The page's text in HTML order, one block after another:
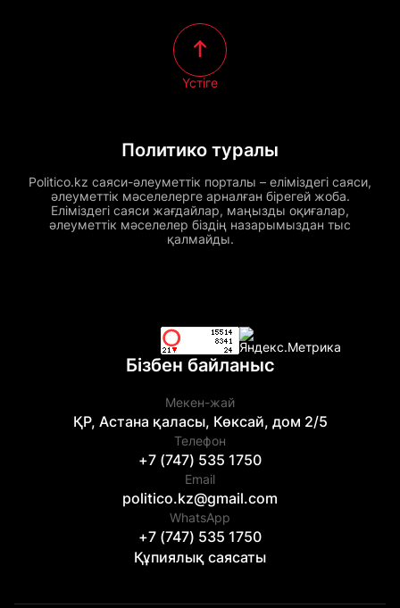
Политико туралы
Politico.kz саяси-әлеуметтік порталы – еліміздегі саяси,
әлеуметтік мәселелерге арналған бірегей жоба.
Еліміздегі саяси жағдайлар, маңызды оқиғалар,
әлеуметтік мәселелер біздің назарымыздан тыс
қалмайды.
Үстіге
Бізбен байланыс
Мекен-жай
ҚР, Астана қаласы, Көксай, дом 2/5
Телефон
+7 (747) 535 1750
Email
politico.kz@gmail.com
WhatsApp
+7 (747) 535 1750
Құпиялық саясаты